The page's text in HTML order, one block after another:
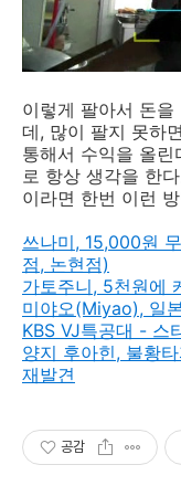
이렇게 팔아서 돈
데, 많이 팔지 못하
통해서 수익을 올
로 항상 생각을 한
이라면 한번 이런
쓰나미, 15,000원
점, 논현점)
가토주니, 5천원에
미야오(Miyao), 일
KBS VJ특공대 - 스
양지 후아힌, 불황
재발견
공감